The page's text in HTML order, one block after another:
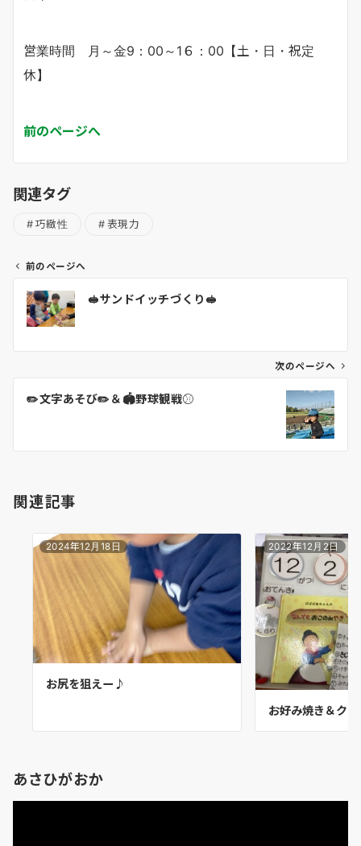
営業時間 月～金9：00～1６：00【土・日・祝定
休】
前のページへ
関連タグ
巧緻性 表現力
ビ
ン
前のページへ
🥪サンドイッチづくり🥪
次のページへ
✏️文字あそび✏️＆🏟️野球観戦⚾
関連記事
2024年12月18日
お尻を狙えー♪
2022年12月2日
お好み焼き＆クレ
あさひがおか